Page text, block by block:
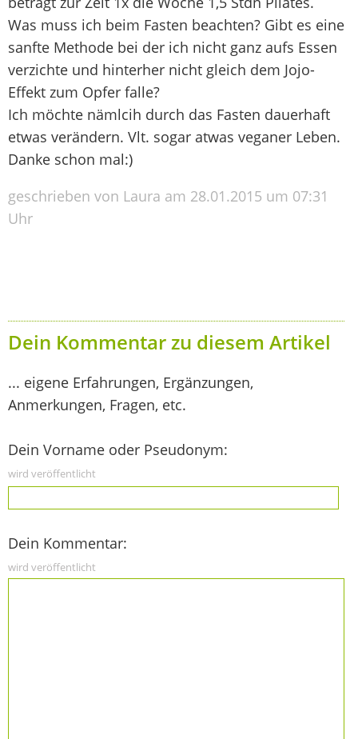
Was muss ich beim Fasten beachten? Gibt es eine
sanfte Methode bei der ich nicht ganz aufs Essen
verzichte und hinterher nicht gleich dem Jojo-
Effekt zum Opfer falle?
Ich möchte nämlcih durch das Fasten dauerhaft
etwas verändern. Vlt. sogar atwas veganer Leben.
Danke schon mal:)
geschrieben von Laura am 28.01.2015 um 07:31
Uhr
Dein Kommentar zu diesem Artikel
... eigene Erfahrungen, Ergänzungen,
Anmerkungen, Fragen, etc.
Dein Vorname oder Pseudonym:
wird veröffentlicht
Dein Kommentar:
wird veröffentlicht